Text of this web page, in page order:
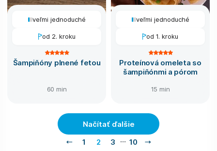
veľmi jednoduché
od 2. kroku
Šampiňóny plnené fetou
60 min
veľmi jednoduché
od 1. kroku
Proteínová omeleta so
šampiňónmi a pórom
15 min
Načítať ďalšie
1
2 3 … 10